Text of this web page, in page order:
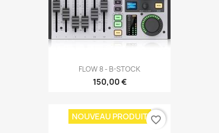
FLOW 8 - B-STOCK
150,00 €
NOUVEAU PRODUIT favorite_border